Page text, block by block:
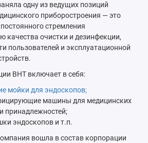
одну из ведущих позиций
приборостроения — это
стремления
качества очистки и дезинфекции,
пользователей и эксплуатационной
BHT включает в себя:
мойки для эндоскопов;
машины для медицинских
принадлежностей;
эндоскопов и т.п.
вошла в состав корпорации